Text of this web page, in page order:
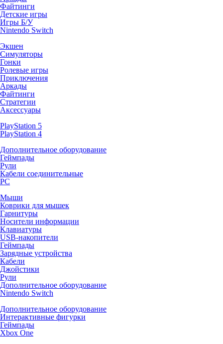
Файтинги
Детские игры
Игры Б/У
Nintendo Switch
Экшен
Симуляторы
Гонки
Ролевые игры
Приключения
Аркады
Файтинги
Стратегии
Аксессуары
PlayStation 5
PlayStation 4
Дополнительное оборудование
Геймпады
Рули
Кабели соединительные
PC
Мыши
Коврики для мышек
Гарнитуры
Носители информации
Клавиатуры
USB-накопители
Геймпады
Зарядные устройства
Кабели
Джойстики
Рули
Дополнительное оборудование
Nintendo Switch
Дополнительное оборудование
Интерактивные фигурки
Геймпады
Xbox One